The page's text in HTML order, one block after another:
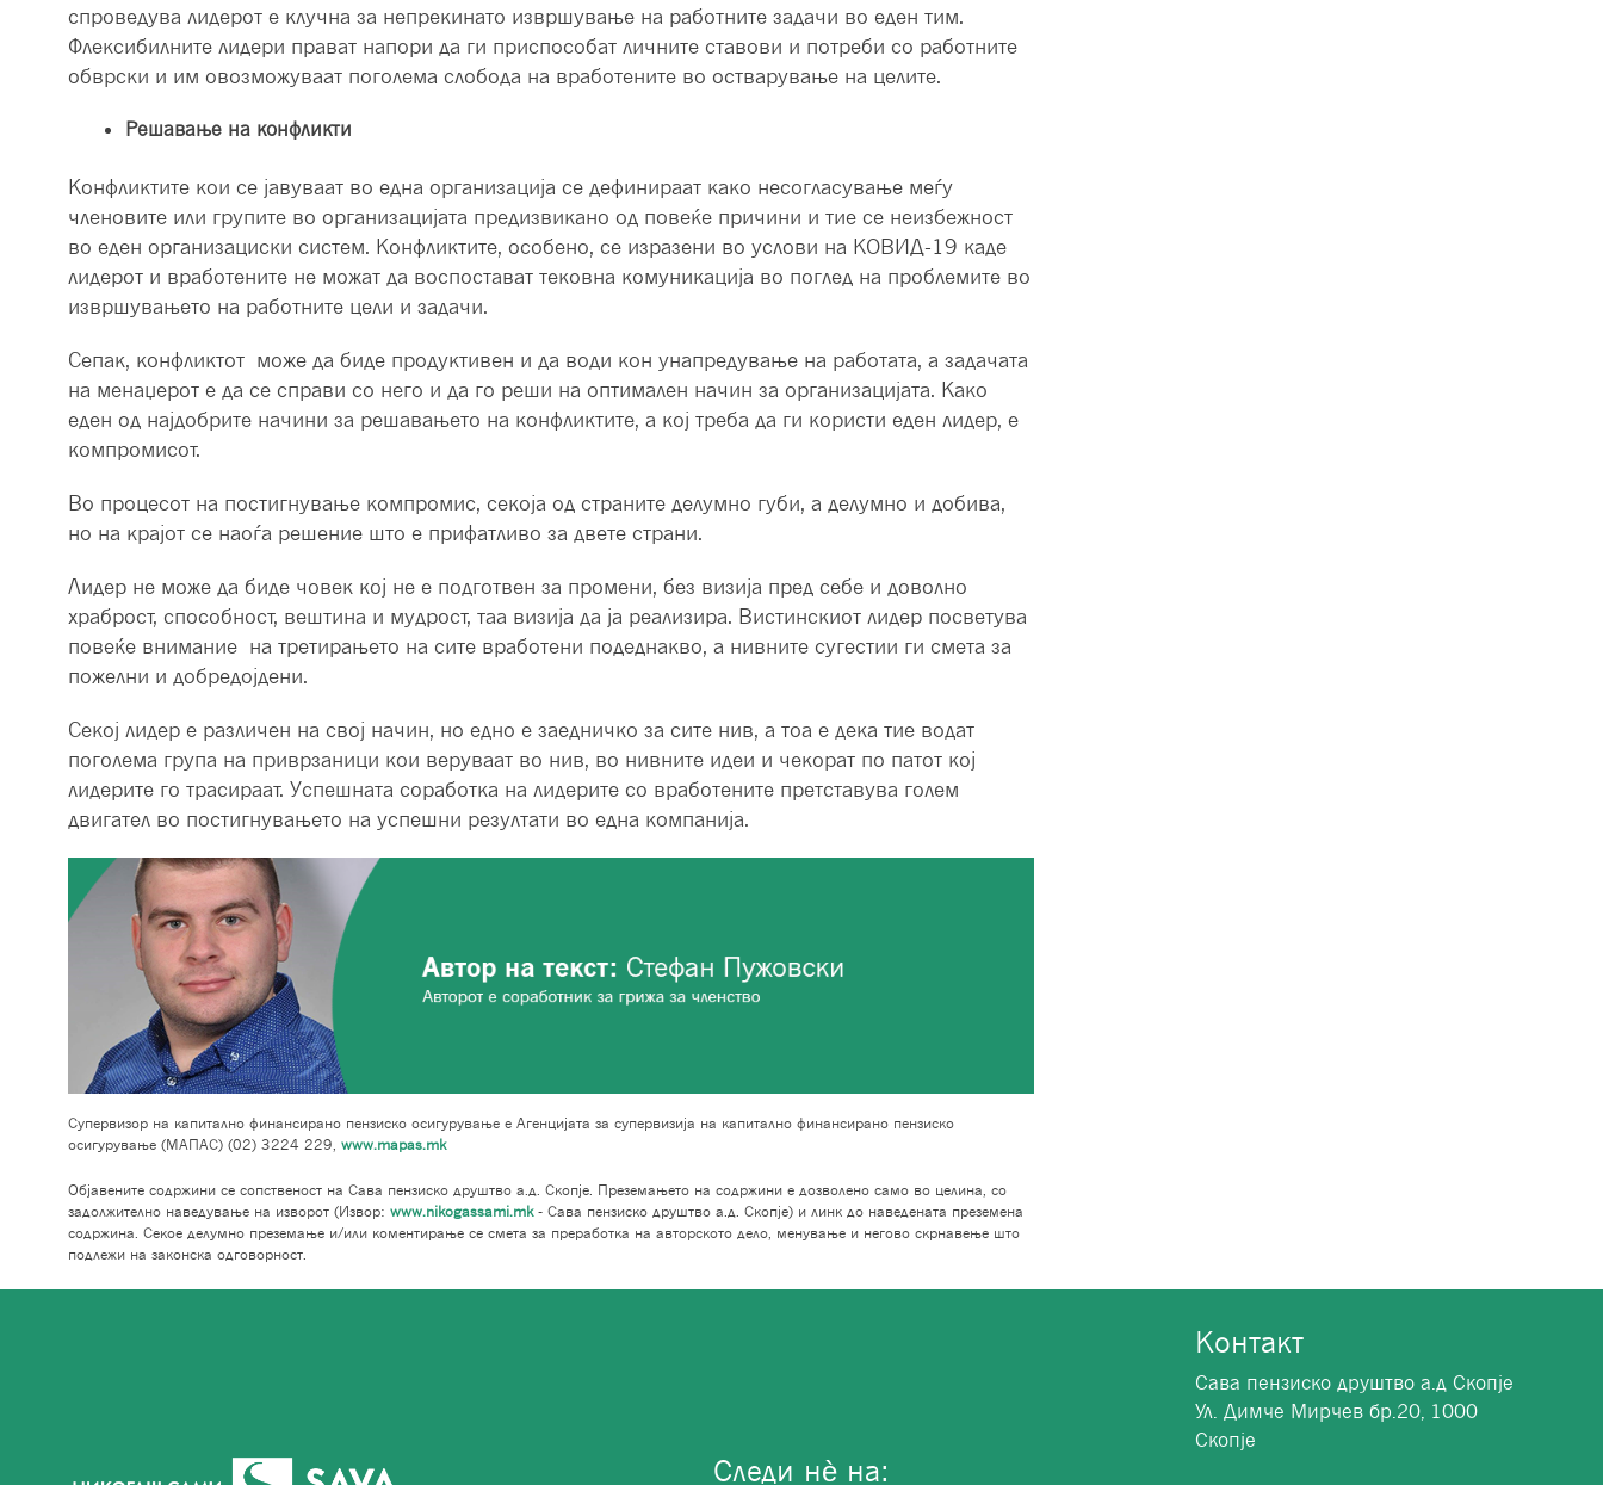
спроведува лидерот е клучна за непрекинато извршување на работните задачи во еден тим.
Флексибилните лидери прават напори да ги приспособат личните ставови и потреби со работните
обврски и им овозможуваат поголема слобода на вработените во остварување на целите.
Решавање на конфликти
Конфликтите кои се јавуваат во една организација се дефинираат како несогласување меѓу
членовите или групите во организацијата предизвикано од повеќе причини и тие се неизбежност
во еден организациски систем. Конфликтите, особено, се изразени во услови на КОВИД-19 каде
лидерот и вработените не можат да воспостават тековна комуникација во поглед на проблемите во
извршувањето на работните цели и задачи.
Сепак, конфликтот може да биде продуктивен и да води кон унапредување на работата, а задачата
на менаџерот е да се справи со него и да го реши на оптимален начин за организацијата. Како
еден од најдобрите начини за решавањето на конфликтите, а кој треба да ги користи еден лидер, е
компромисот.
Во процесот на постигнување компромис, секоја од страните делумно губи, а делумно и добива,
но на крајот се наоѓа решение што е прифатливо за двете страни.
Лидер не може да биде човек кој не е подготвен за промени, без визија пред себе и доволно
храброст, способност, вештина и мудрост, таа визија да ја реализира. Вистинскиот лидер посветува
повеќе внимание на третирањето на сите вработени подеднакво, а нивните сугестии ги смета за
пожелни и добредојдени.
Секој лидер е различен на свој начин, но едно е заедничко за сите нив, а тоа е дека тие водат
поголема група на приврзаници кои веруваат во нив, во нивните идеи и чекорат по патот кој
лидерите го трасираат. Успешната соработка на лидерите со вработените претставува голем
двигател во постигнувањето на успешни резултати во една компанија.
Супервизор на капитално финансирано пензиско осигурување е Агенцијата за супервизија на капитално финансирано пензиско
осигурување (МАПАС) (02) 3224 229, www.mapas.mk
Објавените содржини се сопственост на Сава пензиско друштво а.д. Скопје. Преземањето на содржини е дозволено само во целина, со
задолжително наведување на изворот (Извор: www.nikogassami.mk- Сава пензиско друштво а.д. Скопје) и линк до наведената преземена
содржина. Секое делумно преземање и/или коментирање се смета за преработка на авторското дело, менување и негово скрнавење што
подлежи на законска одговорност.
Следи нѐ на:
Контакт
Сава пензиско друштво а.д Скопје
Ул. Димче Мирчев бр.20, 1000
Скопје